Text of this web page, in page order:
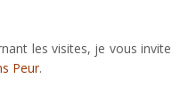
les visites, je vous invite
Peur.